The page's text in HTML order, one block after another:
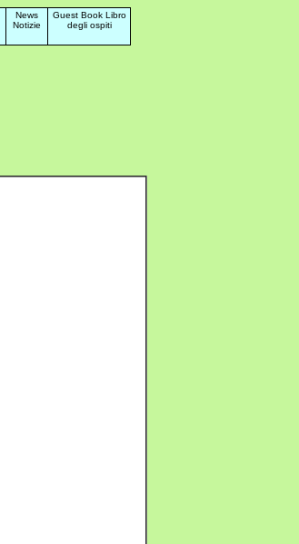
News
Notizie
Guest Book Libro
degli ospiti